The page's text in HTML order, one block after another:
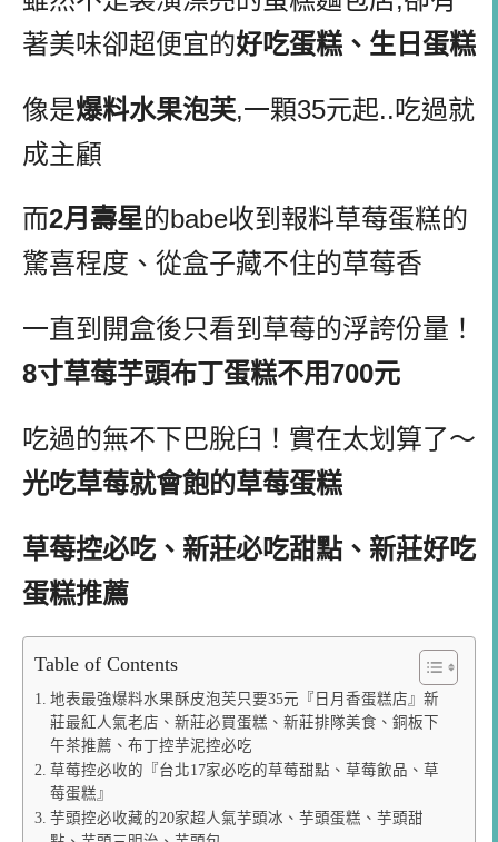
著美味卻超便宜的好吃蛋糕、生日蛋糕
像是爆料水果泡芙,一顆35元起..吃過就
成主顧
而2月壽星的babe收到報料草莓蛋糕的
驚喜程度、從盒子藏不住的草莓香
一直到開盒後只看到草莓的浮誇份量！
8寸草莓芋頭布丁蛋糕不用700元
吃過的無不下巴脫臼！實在太划算了～
光吃草莓就會飽的草莓蛋糕
草莓控必吃、新莊必吃甜點、新莊好吃
蛋糕推薦
Table of Contents
地表最強爆料水果酥皮泡芙只要35元『日月香蛋糕店』新
莊最紅人氣老店、新莊必買蛋糕、新莊排隊美食、銅板下
午茶推薦、布丁控芋泥控必吃
草莓控必收的『台北17家必吃的草莓甜點、草莓飲品、草
莓蛋糕』
芋頭控必收藏的20家超人氣芋頭冰、芋頭蛋糕、芋頭甜